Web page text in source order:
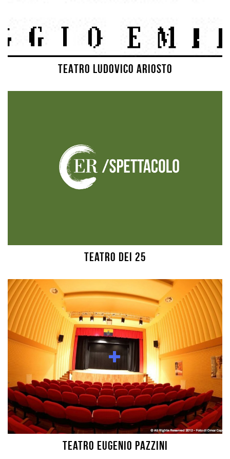
TEATRO LUDOVICO ARIOSTO
Teatro dei 25
Teatro Eugenio Pazzini